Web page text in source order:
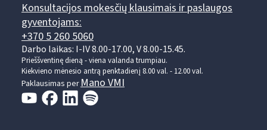
Konsultacijos mokesčių klausimais ir paslaugos
gyventojams:
+370 5 260 5060
Darbo laikas: I-IV 8.00-17.00, V 8.00-15.45.
Prieššventinę dieną - viena valanda trumpiau.
Kiekvieno mėnesio antrą penktadienį 8.00 val. - 12.00 val.
Paklausimas perMano VMI